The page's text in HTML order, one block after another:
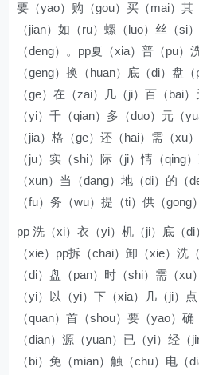
要（yao）购（gou）买（mai）其
（jian）如（ru）螺（luo）丝（si
（deng）。pp夏（xia）普（pu
（geng）换（huan）底（di）盘
（ge）在（zai）几（ji）百（bai
（yi）千（qian）多（duo）元（
（jia）格（ge）还（hai）需（xu
（ju）实（shi）际（ji）情（qing
（xun）当（dang）地（di）的（
（fu）务（wu）提（ti）供（gong
pp 洗（xi）衣（yi）机（ji）底（
（xie）pp拆（chai）卸（xie）洗
（di）盘（pan）时（shi）需（
（yi）以（yi）下（xia）几（ji）
（quan）首（shou）要（yao）
（dian）源（yuan）已（yi）经
（bi）免（mian）触（chu）电（